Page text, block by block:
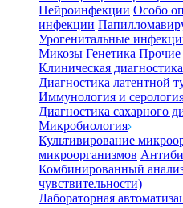
Нейроинфекции Особо
инфекции
Урогенитальные
Микозы Генетика Прочие
Клиническая диагностика
Диагностика латентной
Иммунология и
Диагностика сахарного
Микробиология
Культивирование
микроорганизмов
Комбинированный
чувствительности)
Лабораторная